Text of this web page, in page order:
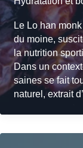
Le Lo han
du moine,
la nutrition
Dans un
saines se fait
naturel, extrait